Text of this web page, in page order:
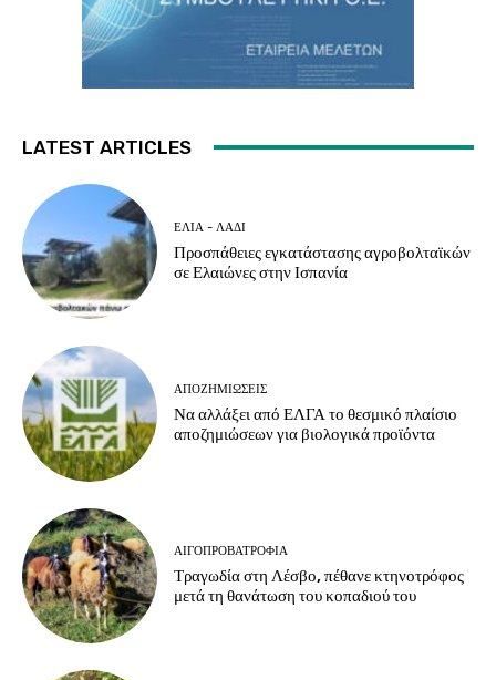
LATEST ARTICLES
ΕΛΙΆ - ΛΆΔΙ
Προσπάθειες εγκατάστασης αγροβολταϊκών
σε Ελαιώνες στην Ισπανία
ΑΠΟΖΗΜΙΏΣΕΙΣ
Να αλλάξει από ΕΛΓΑ το θεσμικό πλαίσιο
αποζημιώσεων για βιολογικά προϊόντα
ΑΙΓΟΠΡΟΒΑΤΡΟΦΊΑ
Τραγωδία στη Λέσβο, πέθανε κτηνοτρόφος
μετά τη θανάτωση του κοπαδιού του